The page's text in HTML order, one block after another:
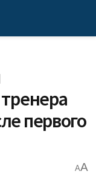
первого
AA